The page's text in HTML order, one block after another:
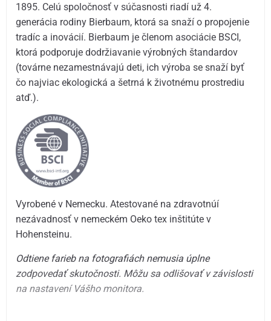
1895. Celú spoločnosť v súčasnosti riadí už 4.
generácia rodiny Bierbaum, ktorá sa snaží o propojenie
tradíc a inovácií. Bierbaum je členom asociácie BSCI,
ktorá podporuje dodržiavanie výrobných štandardov
(továrne nezamestnávajú deti, ich výroba se snaží byť
čo najviac ekologická a šetrná k životnému prostrediu
atď.).
Vyrobené v Nemecku. Atestované na zdravotnúí
nezávadnosť v nemeckém Oeko tex inštitúte v
Hohensteinu.
Odtiene farieb na fotografiách nemusia úplne
zodpovedať skutočnosti. Môžu sa odlišovať v závislosti
na nastavení Vášho monitora.